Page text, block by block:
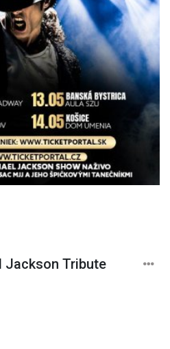
Jackson Tribute